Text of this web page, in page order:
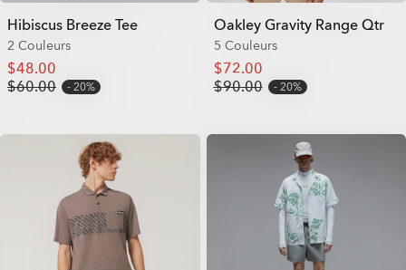
Hibiscus Breeze Tee
2 Couleurs
$48.00
$60.00
20%
Oakley Gravity Range Qtr
5 Couleurs
$72.00
$90.00
20%